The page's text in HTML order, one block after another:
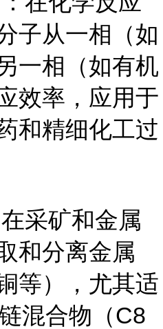
子从一相（如
一相（如有机
效率，应用于
和精细化工过
采矿和金属
和分离金属
等），尤其适
混合物（C8